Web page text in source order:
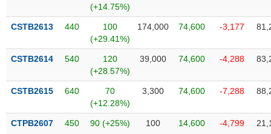
(+14.75%)
CSTB2613 440
100
(+29.41%)
174,000 74,600 -3,177
CSTB2614 540
120
(+28.57%)
39,000 74,600 -4,288
CSTB2615 640
70
(+12.28%)
3,300 74,600 -7,288
CTPB2607 450 90 (+25%) 100 14,600 -4,799
THÔNG
TIỆN
ÍCH